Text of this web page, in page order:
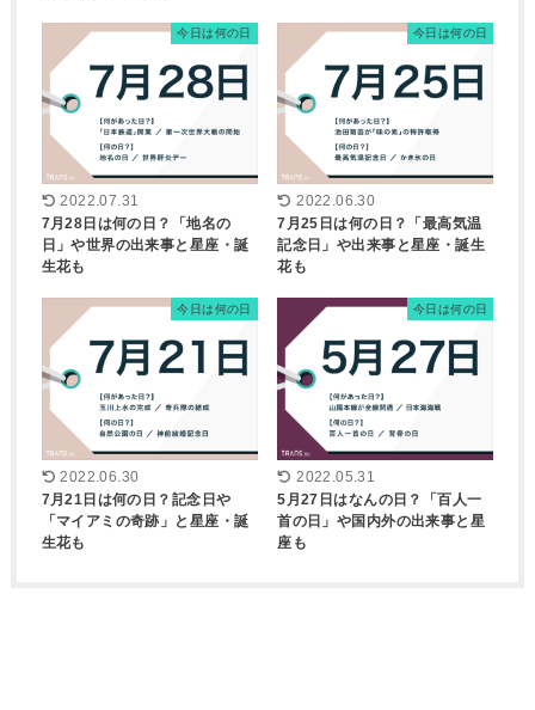
今日は何の日
2022.07.31
7月28日は何の日？「地名の
日」や世界の出来事と星座・誕
生花も
今日は何の日
2022.06.30
7月25日は何の日？「最高気温
記念日」や出来事と星座・誕生
花も
今日は何の日
2022.06.30
7月21日は何の日？記念日や
「マイアミの奇跡」と星座・誕
生花も
今日は何の日
2022.05.31
5月27日はなんの日？「百人一
首の日」や国内外の出来事と星
座も